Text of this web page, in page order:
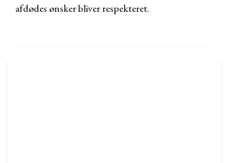
afdødes ønsker bliver respekteret.